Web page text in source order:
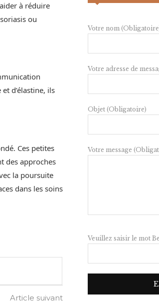
à réduire
ou
d’élastine, ils
Ces petites
des approches
la poursuite
dans les soins
Article suivant
Votre nom
Votre adresse de
Objet (Obligatoire)
Votre message
Veuillez saisir le mot